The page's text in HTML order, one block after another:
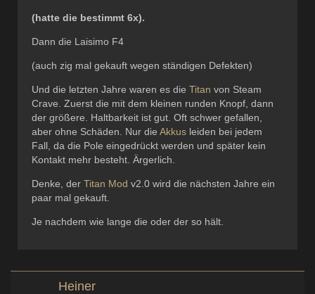
(hatte die bestimmt 6x).
Dann die Laisimo F4
(auch zig mal gekauft wegen ständigen Defekten)
Und die letzten Jahre waren es die Titan von Steam
Crave. Zuerst die mit dem kleinen runden Knopf, dann
der größere. Haltbarkeit ist gut. Oft schwer gefallen,
aber ohne Schäden. Nur die Akkus leiden bei jedem
Fall, da die Pole eingedrückt werden und später kein
Kontakt mehr besteht. Ärgerlich.
Denke, der Titan Mod v2.0 wird die nächsten Jahre ein
paar mal gekauft.
Je nachdem wie lange die oder der so hält.
Heiner